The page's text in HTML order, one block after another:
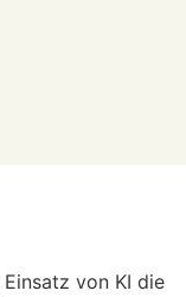
von KI die